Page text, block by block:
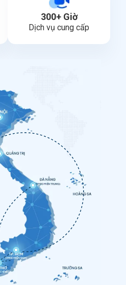
300+ Giờ
Dịch vụ cung cấp